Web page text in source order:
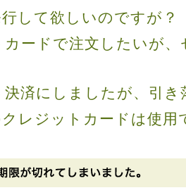
して欲しいのですが？
カードで注文したいが
決済にしましたが、引
レジットカードは使用